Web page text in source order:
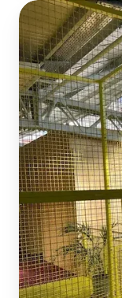
Halle4
–
Saarbrückens
pulsierender
Startup-
Hotspot
mit
Herz